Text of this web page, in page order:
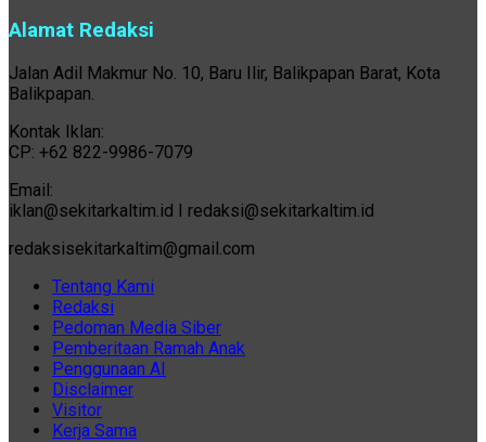
Alamat Redaksi
Jalan Adil Makmur No. 10, Baru Ilir, Balikpapan Barat, Kota
Balikpapan.
Kontak Iklan:
CP: +62 822-9986-7079
Email:
iklan@sekitarkaltim.id I redaksi@sekitarkaltim.id
redaksisekitarkaltim@gmail.com
Tentang Kami
Redaksi
Pedoman Media Siber
Pemberitaan Ramah Anak
Penggunaan AI
Disclaimer
Visitor
Kerja Sama